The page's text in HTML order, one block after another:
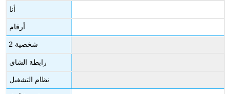
أنا
أرقام
شخصية 2
رابطة الشاي
نظام التشغيل